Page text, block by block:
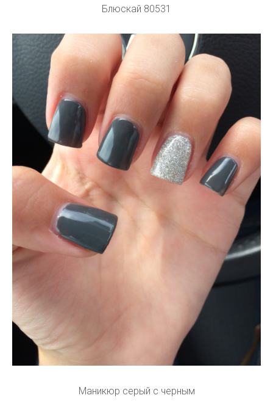
Блюскай 80531
Маникюр серый с черным